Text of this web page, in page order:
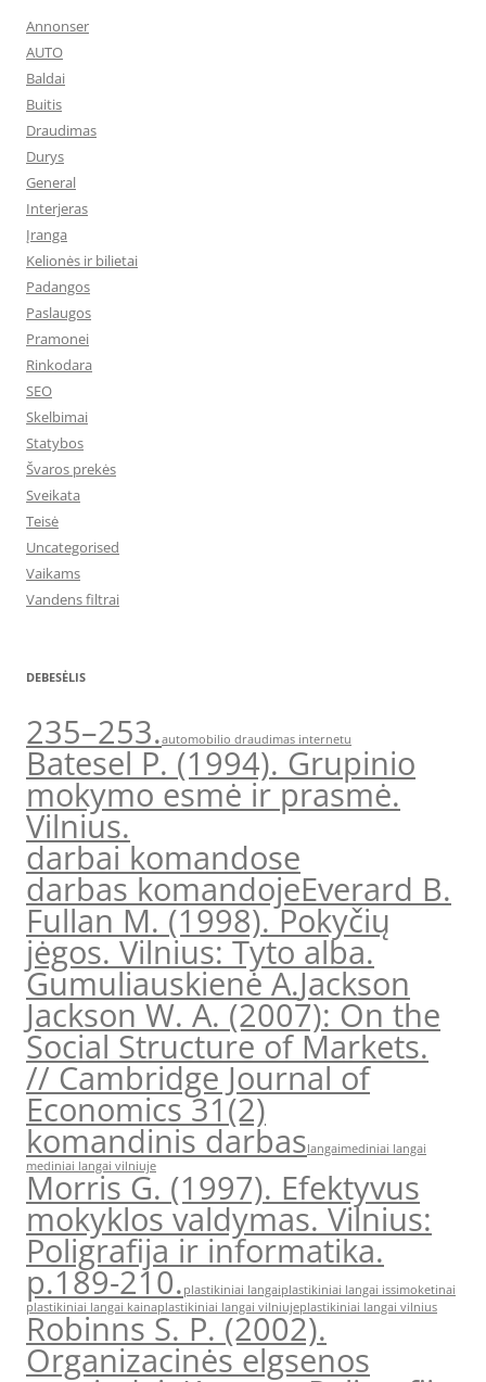
Annonser
AUTO
Baldai
Buitis
Draudimas
Durys
General
Interjeras
Įranga
Kelionės ir bilietai
Padangos
Paslaugos
Pramonei
Rinkodara
SEO
Skelbimai
Statybos
Švaros prekės
Sveikata
Teisė
Uncategorised
Vaikams
Vandens filtrai
DEBESĖLIS
235–253.automobilio draudimas internetu
Batesel P. (1994). Grupinio
mokymo esmė ir prasmė.
Vilnius.
darbai komandose
darbas komandojeEverard B.
Fullan M. (1998). Pokyčių
jėgos. Vilnius: Tyto alba.
Gumuliauskienė A.Jackson
Jackson W. A. (2007): On the
Social Structure of Markets.
// Cambridge Journal of
Economics 31(2)
komandinis darbaslangaimediniai langai
mediniai langai vilniuje
Morris G. (1997). Efektyvus
mokyklos valdymas. Vilnius:
Poligrafija ir informatika.
p.189-210. plastikiniai langaiplastikiniai langai issimoketinai
plastikiniai langai kainaplastikiniai langai vilniujeplastikiniai langai vilnius
Robinns S. P. (2002).
Organizacinės elgsenos